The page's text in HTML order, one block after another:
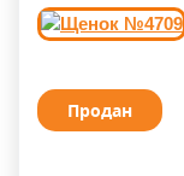
Продан